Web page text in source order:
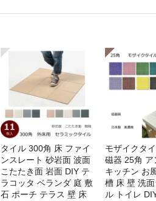
タイル 300角 床 ファイ
ンスレート 砂岩面 波面
こたたき面 岩面 DIY テ
ラコッタ ベランダ 庭 敷
石 ポーチ テラス 壁 床
モザイクタ
磁器 25角 ア
キッチン お
槽 床 壁 洗
ル トイレ